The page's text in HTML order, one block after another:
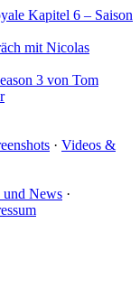
Kapitel 6 – Saison
mit Nicolas
3 von Tom
· Videos &
und News ·